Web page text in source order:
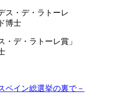
・デ・ラトーレ賞」
ペイン総選挙の裏で－